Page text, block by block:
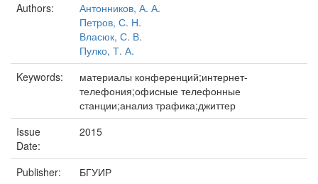
Authors:
Антонников, А. А.
Петров, С. Н.
Власюк, С. В.
Пулко, Т. А.
Keywords:
материалы конференций;интернет-
телефония;офисные телефонные
станции;анализ трафика;джиттер
Issue
Date:
2015
Publisher:
БГУИР